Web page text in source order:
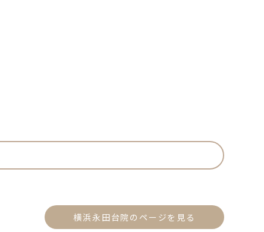
横浜永田台院のページを見る